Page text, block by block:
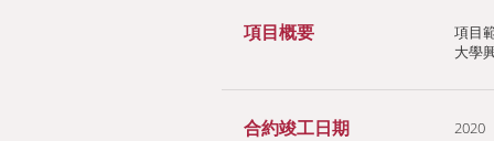
項目概要
項目
大學
合約竣工日期 2020